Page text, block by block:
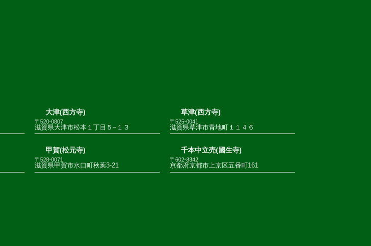
大津(西方寺)
〒520-0807
滋賀県大津市松本１丁目５−１３
草津(西方寺)
〒525-0041
滋賀県草津市青地町１１４６
甲賀(松元寺)
〒528-0071
滋賀県甲賀市水口町秋葉3-21
千本中立売(國生寺)
〒602-8342
京都府京都市上京区五番町161